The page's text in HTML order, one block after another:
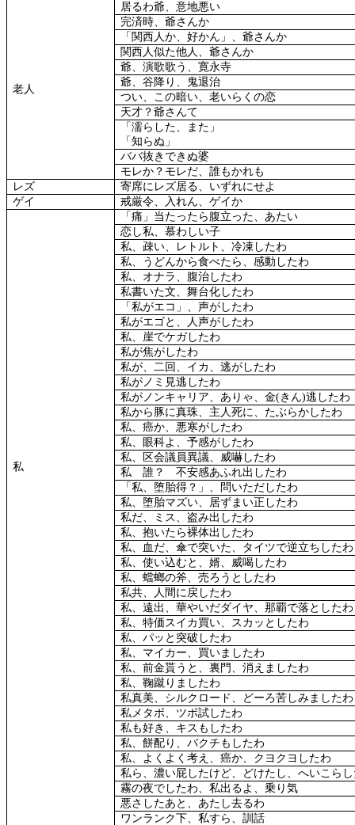
老人
居るわ爺、意地悪い
完済時、爺さんか
「関西人か、好かん」、爺さんか
関西人似た他人、爺さんか
爺、演歌歌う、寛永寺
爺、谷降り、鬼退治
つい、この暗い、老いらくの恋
天才？爺さんて
「濡らした、また」
「知らぬ」
ババ抜きできぬ婆
モレか？モレだ、誰もかれも
レズ
寄席にレズ居る、いずれにせよ
ゲイ
戒厳令、入れん、ゲイか
私
「痛」当たったら腹立った、あたい
恋し私、慕わしい子
私、疎い、レトルト、冷凍したわ
私、うどんから食べたら、感動したわ
私、オナラ、腹治したわ
私書いた文、舞台化したわ
「私がエコ」、声がしたわ
私がエゴと、人声がしたわ
私、崖でケガしたわ
私が焦がしたわ
私が、二回、イカ、逃がしたわ
私がノミ見逃したわ
私がノンキャリア、ありゃ、金(きん)逃したわ
私から豚に真珠、主人死に、たぶらかしたわ
私、癌か、悪寒がしたわ
私、眼科よ、予感がしたわ
私、区会議員異議、威嚇したわ
私 誰？ 不安感あふれ出したわ
「私、堕胎得？」、問いただしたわ
私、堕胎マズい、居ずまい正したわ
私だ、ミス、盗み出したわ
私、抱いたら裸体出したわ
私、血だ、傘で突いた、タイツで逆立ちしたわ
私、使い込むと、婿、威喝したわ
私、蟷螂の斧、売ろうとしたわ
私共、人間に戻したわ
私、遠出、華やいだダイヤ、那覇で落としたわ
私、特価スイカ買い、スカッとしたわ
私、パッと突破したわ
私、マイカー、買いましたわ
私、前金貰うと、裏門、消えましたわ
私、鞠蹴りましたわ
私真美、シルクロード、どーろ苦しみましたわ
私メタボ、ツボ試したわ
私も好き、キスもしたわ
私、餅配り、バクチもしたわ
私、よくよく考え、癌か、クヨクヨしたわ
私ら、濃い屁したけど、どけたし、へいこら
霧の夜でしたわ、私出るよ、乗り気
悪さしたあと、あたし去るわ
ワンランク下、私すら、訓話